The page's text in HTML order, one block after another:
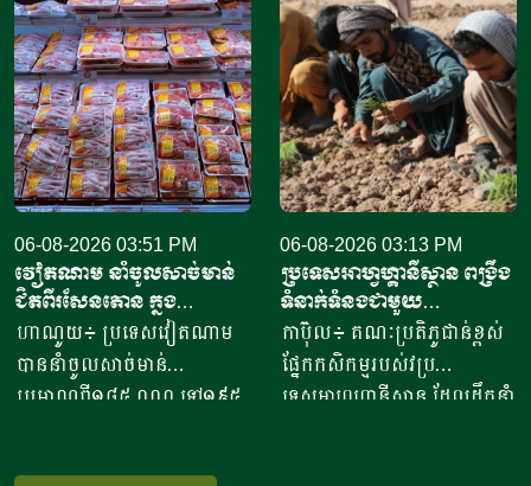
ចេញទៅកាន់គោលដៅចំនួន៦៦
ដែលក្នុងនោះទៅកាន់បណ្តា
ប្រទេសនៅក្នុងតំបន់អឺរ៉ុប
ចំនួន៣៣ ​បានបរិមាណអង្ករ
ចំនួន២០៧ ១៥៧តោន គិតជា
ទឹកប្រាក់ចំនួន១៥៦,៤៥​លាន
ដុល្លារ។ ឧកញ៉ា ឡាយ ឈុនហួ
ប្រធានសហព័ន្ធស្រូវអង្ករកម្ពុជា
បានមានប្រសាសន៍ថា ការនាំ
ចេញអង្ករសម្រាប់ឆ្នាំ២០២៦នេះ
នឹងសម្រេចបានជោគជ័យតាម
ផែនការ ហើយ​មិនមានបញ្ហាអ្វី
ចោទនោះទេ ជាពិសេស ស្រប
១០កំប៉ុង ឬមានទម្ងន់​ប្រហែល​បី
គីឡូក្រាម រហូតមកដល់ឆ្នាំ​
២០២៦នេះ អាច​លក់នំបាន​ពី៤
០០០ ទៅ​៨០០០នំ​ គិតជាប្រាក់
ចំណូលសរុបបានពីបីលានដល់​
ប្រាំបីលានរៀល​ក្នុងមួយថ្ងៃ​។ អ្នក
ស្រី ថ្លុង ថាន ម្ចាស់ហាង​យីហោ
“អាកោត្នោតព្រះដាក់” នៅឃុំព្រះ
ដាក់​ ស្រុក​បន្ទាយស្រី ខេត្ត
សៀមរាប​ បានឱ្យដឹង​ថា មុខរបរ
ធ្វើនំអាកោត្នោត​លក់ជូនប្រជា
ពលរដ្ឋនិងភ្ញៀវទេសចរណ៍
អន្តរជាតិ​ ក្នុងពេលសព្វថ្ងៃនេះ
06-08-2026 03:51 PM
វៀតណាម នាំចូលសាច់មាន់
ជិតពីរសែនតោន ក្នុង
ឆមាសទី១ ដោយភាគច្រើននាំ
ចូលពីអាម៉េរិក
ហាណូយ៖ ប្រទេសវៀតណាម
បាននាំចូលសាច់មាន់
ប្រមាណពី១៨៥ ០០០ ទៅ១៩៥
06-08-2026 03:13 PM
ប្រទេសអាហ្វហ្គានីស្ថាន ពង្រឹង
ទំនាក់ទំនងជាមួយ
ប្រទេសម៉ុលដូវ៉ា ដើម្បីជំរុញ
កិច្ចសហប្រតិបត្តិការផ្នែក
វិទ្យាសាស្ត្រ និងកសិកម្ម
កាប៊ុល៖ គណៈប្រតិភូជាន់ខ្ពស់
ផ្នែកកសិកម្មរបស់វប្រ
ទេសអាហ្វហ្គានីស្ថាន ដែលដឹកនាំ